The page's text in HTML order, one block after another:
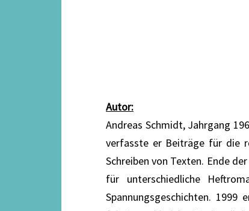
Autor:
Andreas Schmidt, Jahrgang
verfasste er Beiträge für die
Schreiben von Texten. Ende
für unterschiedliche
Spannungsgeschichten. 1999